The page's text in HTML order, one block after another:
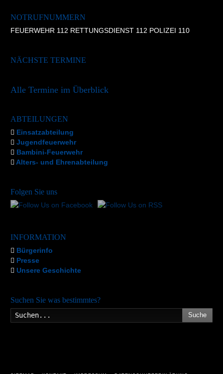
NOTRUFNUMMERN
FEUERWEHR 112 RETTUNGSDIENST 112 POLIZEI 110
NÄCHSTE TERMINE
Alle Termine im Überblick
ABTEILUNGEN
Einsatzabteilung
Jugendfeuerwehr
Bambini-Feuerwehr
Alters- und Ehrenabteilung
Folgen Sie uns
INFORMATION
Bürgerinfo
Presse
Unsere Geschichte
Suchen Sie was bestimmtes?
Suche